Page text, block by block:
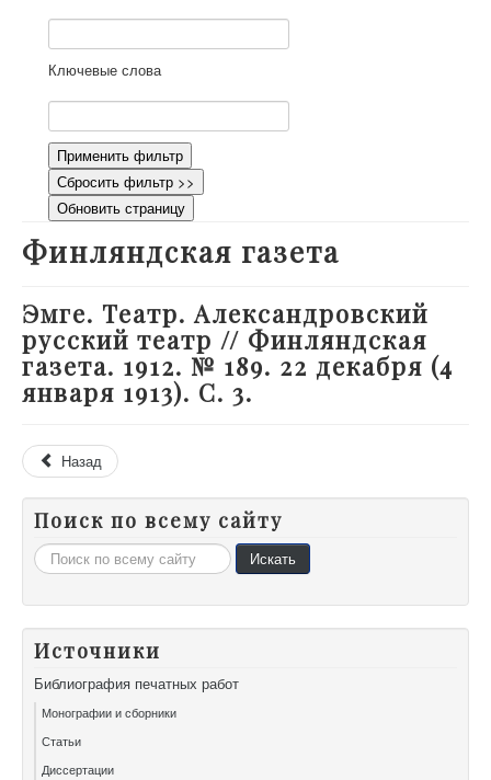
Как работать с сайтом
Контакты
Ключевые слова
Применить фильтр
Сбросить фильтр >>
Обновить страницу
Финляндская газета
Эмге. Театр. Александровский
русский театр // Финляндская
газета. 1912. № 189. 22 декабря (4
января 1913). С. 3.
Назад
Поиск по всему сайту
Искать... Искать
Источники
Библиография печатных работ
Монографии и сборники
Статьи
Диссертации